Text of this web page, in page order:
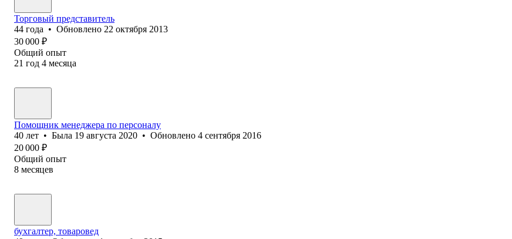
Торговый представитель
44 года • Обновлено 22 октября 2013
30 000 ₽
Общий опыт
21 год 4 месяца
Помощник менеджера по персоналу
40 лет • Была 19 августа 2020 • Обновлено 4 сентября 2016
20 000 ₽
Общий опыт
8 месяцев
бухгалтер, товаровед